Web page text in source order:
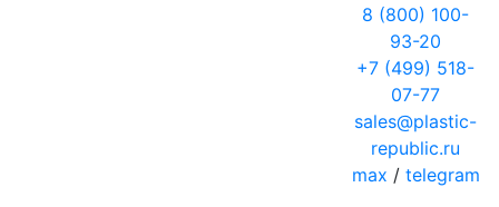
8 (800) 100-
93-20
+7 (499) 518-
07-77
sales@plastic-
republic.ru
max / telegram